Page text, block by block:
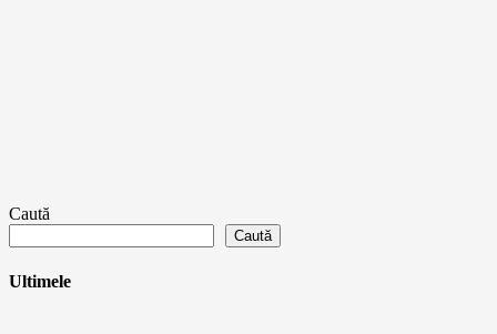
Caută
Caută
Ultimele